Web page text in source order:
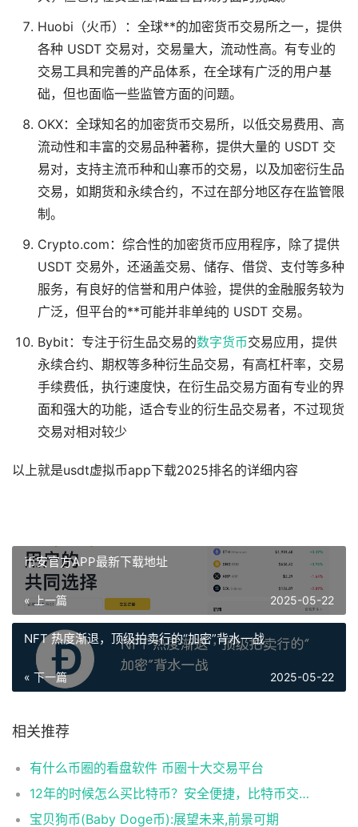
Huobi（火币）：全球**的加密货币交易所之一，提供
各种 USDT 交易对，交易量大，流动性高。有专业的
交易工具和完善的产品体系，在全球有广泛的用户基
础，但也面临一些监管方面的问题。
OKX：全球知名的加密货币交易所，以低交易费用、高
流动性和丰富的交易品种著称，提供大量的 USDT 交
易对，支持主流币种和山寨币的交易，以及加密衍生品
交易，如期货和永续合约，不过在部分地区存在监管限
制。
Crypto.com：综合性的加密货币应用程序，除了提供
USDT 交易外，还涵盖交易、储存、借贷、支付等多种
服务，有良好的信誉和用户体验，提供的金融服务较为
广泛，但平台的**可能并非单纯的 USDT 交易。
Bybit：专注于衍生品交易的数字货币交易应用，提供
永续合约、期权等多种衍生品交易，有高杠杆率，交易
手续费低，执行速度快，在衍生品交易方面有专业的界
面和强大的功能，适合专业的衍生品交易者，不过现货
交易对相对较少
以上就是usdt虚拟币app下载2025排名的详细内容
币安官方APP最新下载地址
« 上一篇 2025-05-22
NFT 热度渐退，顶级拍卖行的“加密”背水一战
« 下一篇 2025-05-22
相关推荐
有什么币圈的看盘软件 币圈十大交易平台
12年的时候怎么买比特币？安全便捷，比特币交易首选
宝贝狗币(Baby Doge币):展望未来,前景可期